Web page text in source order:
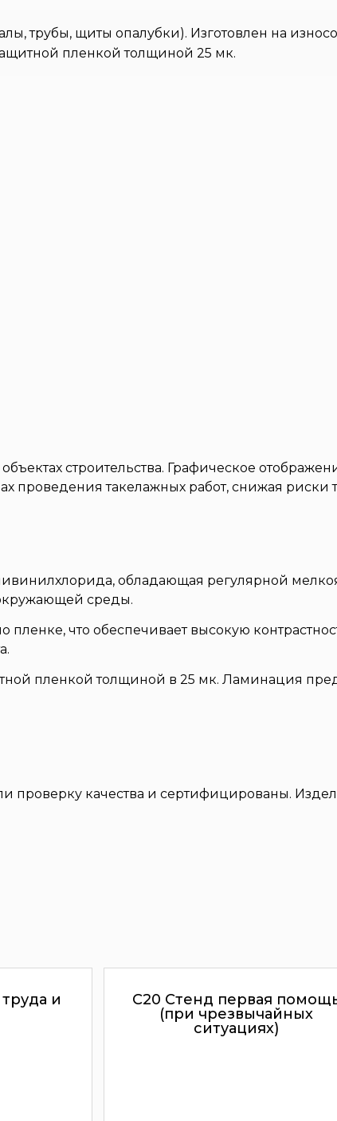
трубы, щиты опалубки). Изготовлен на
пленкой толщиной 25 мк.
строительства. Графическое
проведения такелажных работ, снижая риски
обладающая регулярной
среды.
что обеспечивает высокую
пленкой толщиной в 25 мк. Ламинация
качества и сертифицированы.
и
С20 Стенд первая
(при чрезвычайных
ситуациях)